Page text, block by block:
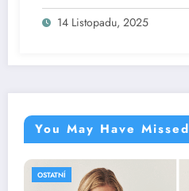
14 Listopadu, 2025
You May Have Missed
OSTATNÍ